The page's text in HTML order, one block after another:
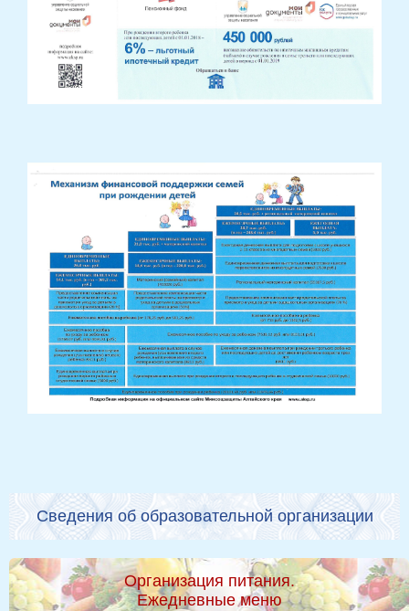
Сведения об образовательной организации
Организация питания.
Ежедневные меню